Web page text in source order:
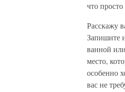
что
Расскажу
Запишите
ванной
место,
особенно
вас не